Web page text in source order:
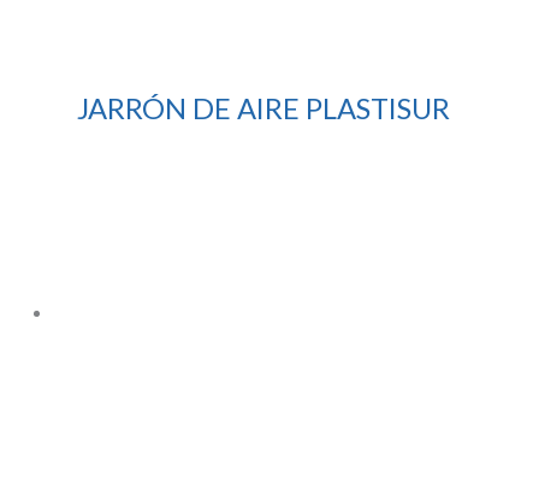
JARRÓN DE AIRE PLASTISUR